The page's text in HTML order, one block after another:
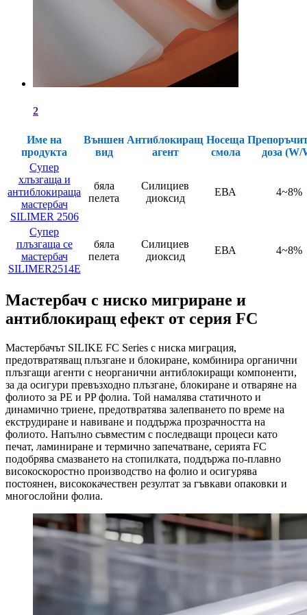
2
Име на
продукта
Външен
вид
Антиблокиращ
агент
Носеща
смола
доза (W/
Супер
хлъзгаща и
антиблокираща
мастербач
SILIMER 2506
бяла
пелета
Силициев
диоксид
ЕВА 4~8%
Супер
плъзгаща се
мастербач
SILIMER2514E
бяла
пелета
Силициев
диоксид
ЕВА 4~8%
Мастербач с ниско мигриране и
антиблокиращ ефект от серия FC
Мастербачът SILIKE FC Series с ниска миграция,
предотвратяващ плъзгане и блокиране, комбинира органични
плъзгащи агенти с неорганични антиблокиращи компоненти,
за да осигури превъзходно плъзгане, блокиране и отваряне на
фолиото за PE и PP фолиа. Той намалява статичното и
динамично триене, предотвратява залепването по време на
екструдиране и навиване и поддържа прозрачността на
фолиото. Напълно съвместим с последващи процеси като
печат, ламиниране и термично запечатване, серията FC
подобрява смазването на стопилката, поддържа по-плавно
високоскоростно производство на фолио и осигурява
постоянен, висококачествен резултат за гъвкави опаковки и
многослойни фолиа.